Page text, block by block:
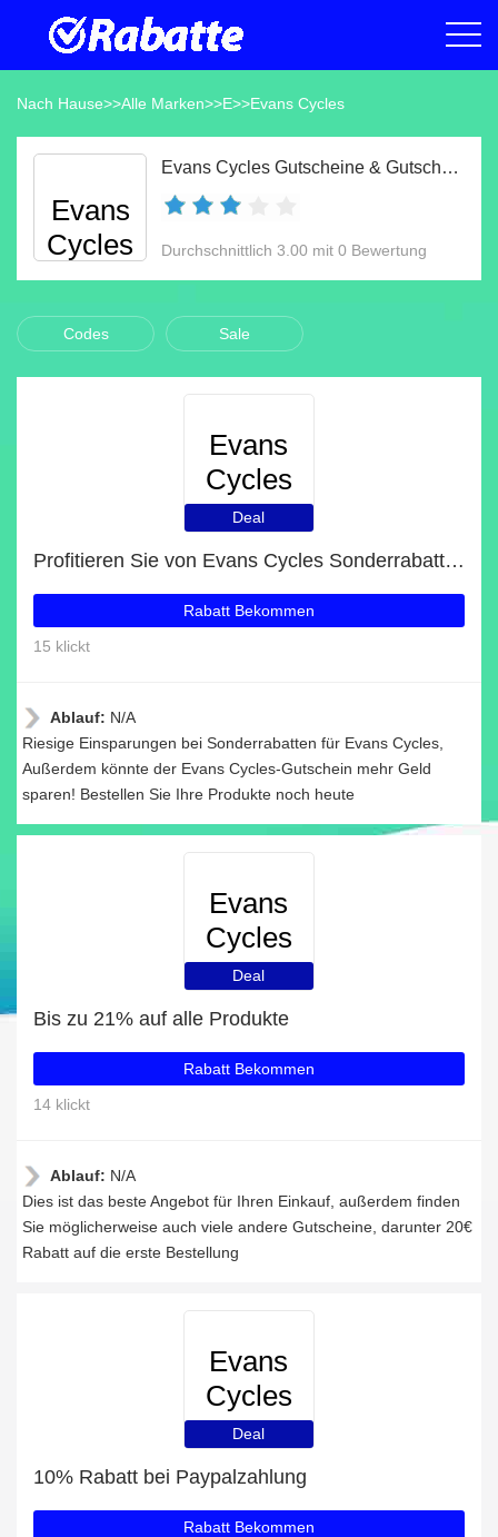
Nach Hause>>Alle Marken>>E>>Evans Cycles
Evans
Cycles
Evans Cycles Gutscheine & Gutscheincodes Aug 2026
Durchschnittlich 3.00 mit 0 Bewertung
Codes Sale
Evans
Cycles
Deal
Profitieren Sie von Evans Cycles Sonderrabatten
Rabatt Bekommen
15 klickt
Ablauf: N/A
Riesige Einsparungen bei Sonderrabatten für Evans Cycles,
Außerdem könnte der Evans Cycles-Gutschein mehr Geld
sparen! Bestellen Sie Ihre Produkte noch heute
Evans
Cycles
Deal
Bis zu 21% auf alle Produkte
Rabatt Bekommen
14 klickt
Ablauf: N/A
Dies ist das beste Angebot für Ihren Einkauf, außerdem finden
Sie möglicherweise auch viele andere Gutscheine, darunter 20€
Rabatt auf die erste Bestellung
Evans
Cycles
Deal
10% Rabatt bei Paypalzahlung
Rabatt Bekommen